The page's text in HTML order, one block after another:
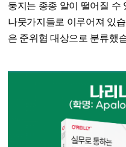
둥지는 종종 알이 떨어질 수
나뭇가지들로 이루어져 있
은 준위협 대상으로 분류했